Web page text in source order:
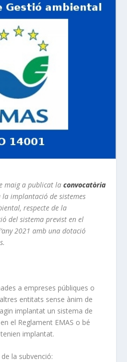
maig a publicat laconvocatòria
la implantació de sistemes
respecte de la
del sistema previst en el
2021 amb una dotació
a empreses públiques o
entitats sense ànim de
implantat un sistema de
el Reglament EMAS o bé
implantat.
la subvenció: